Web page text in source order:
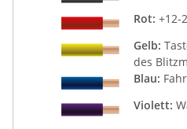
Rot: +12-
Gelb:
des
Blau:
Violett: